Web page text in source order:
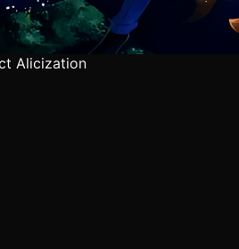
Alicization